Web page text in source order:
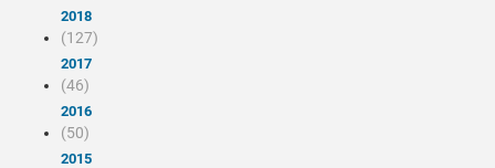
2018
(127)
2017
(46)
2016
(50)
2015